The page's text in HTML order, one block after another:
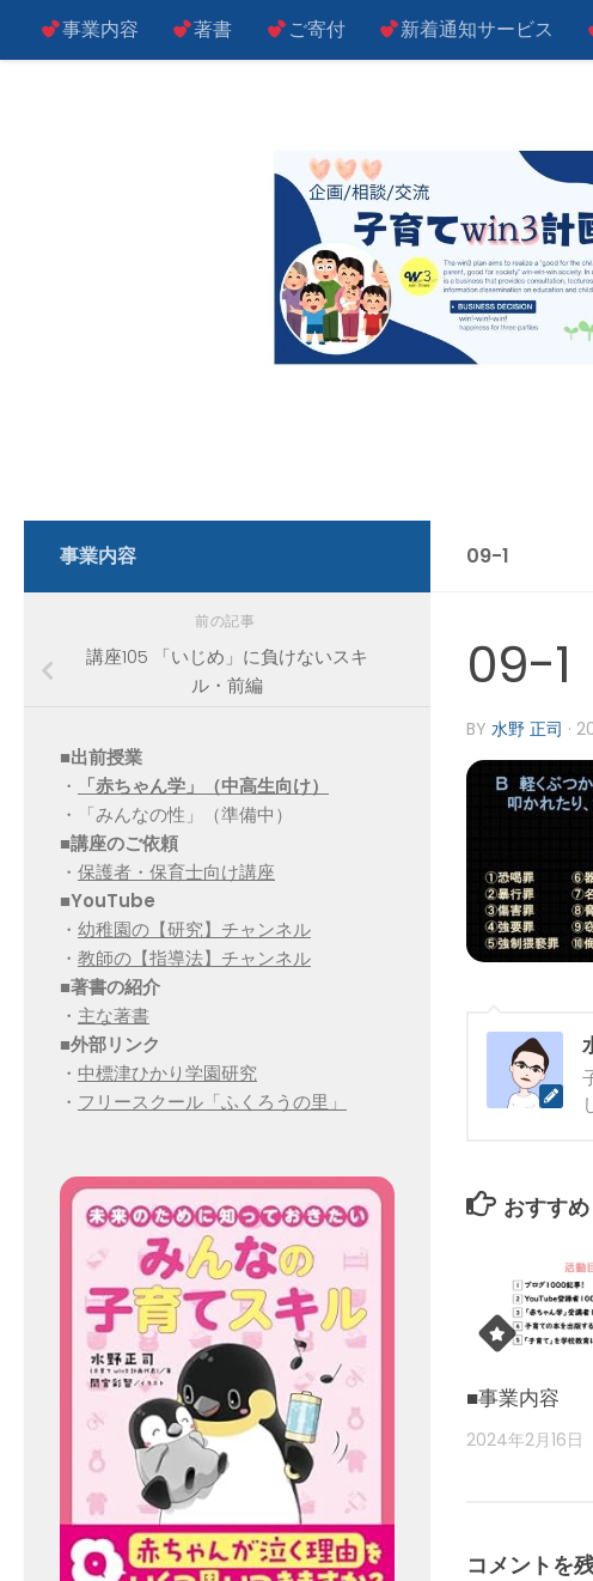
コンテンツへスキップ
事業内容 著書 ご寄付 新着通知サービス
09-1
09-1
BY 水野 正司 ·
おすすめ
■事業内容
2024年2月16日
コメントを
事業内容
前の記事
講座105 「いじめ」に負けないスキ
ル・前編
■出前授業
・
「赤ちゃん学」（中高生向け）
・「みんなの性」（準備中）
■講座のご依頼
・ 保護者・保育士向け講座
■YouTube
・ 幼稚園の【研究】チャンネル
・ 教師の【指導法】チャンネル
■著書の紹介
・ 主な著書
■外部リンク
・ 中標津ひかり学園研究
・ フリースクール「ふくろうの里」